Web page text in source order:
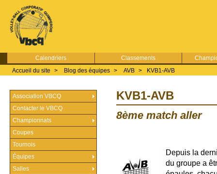
Calendriers Classements
Accueil du site
> Blog des équipes > AVB > KVB1-AVB
KVB1-AVB
8ème match aller
Depuis la
du groupe a
Association VBCQ
Contacter le VBCQ
Championnats
Coupes
Tournois
Équipes
Salles